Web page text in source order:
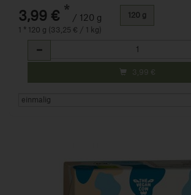
3,99 € * / 120 g
1 * 120 g (33,25 € / 1 kg)
120 g
Anzahl
3,99 €